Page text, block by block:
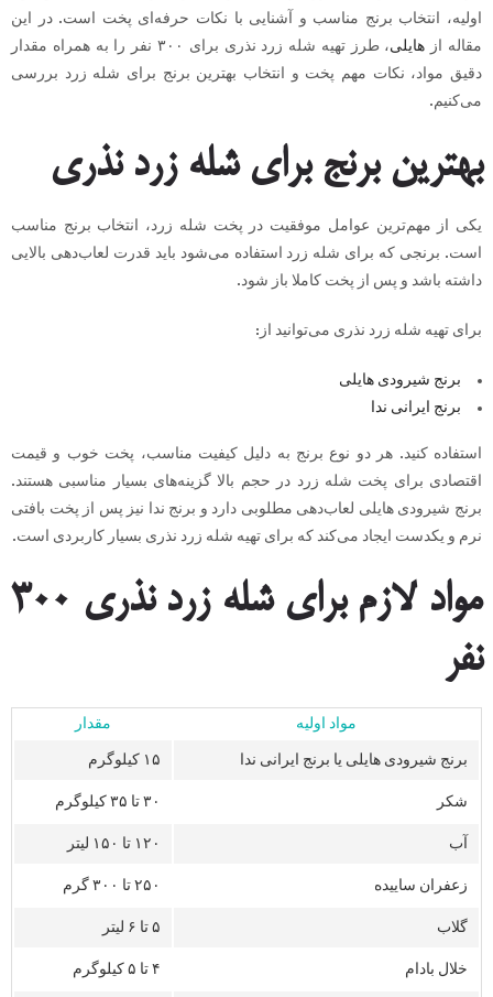
اولیه، انتخاب برنج مناسب و آشنایی با نکات حرفه‌ای پخت است. در این
مقاله از هایلی
، طرز تهیه شله زرد نذری برای ۳۰۰ نفر را به همراه مقدار
دقیق مواد، نکات مهم پخت و انتخاب بهترین برنج برای شله زرد بررسی
می‌کنیم.
بهترین برنج برای شله زرد نذری
یکی از مهم‌ترین عوامل موفقیت در پخت شله زرد، انتخاب برنج مناسب
است. برنجی که برای شله زرد استفاده می‌شود باید قدرت لعاب‌دهی بالایی
داشته باشد و پس از پخت کاملا باز شود.
برای تهیه شله زرد نذری می‌توانید از:
برنج شیرودی هایلی
برنج ایرانی ندا
استفاده کنید. هر دو نوع برنج به دلیل کیفیت مناسب، پخت خوب و قیمت
اقتصادی برای پخت شله زرد در حجم بالا گزینه‌های بسیار مناسبی هستند.
برنج شیرودی هایلی لعاب‌دهی مطلوبی دارد و برنج ندا نیز پس از پخت بافتی
نرم و یکدست ایجاد می‌کند که برای تهیه شله زرد نذری بسیار کاربردی است.
مواد لازم برای شله زرد نذری ۳۰۰
نفر
مواد اولیه مقدار
برنج شیرودی هایلی یا برنج ایرانی ندا ۱۵ کیلوگرم
شکر ۳۰ تا ۳۵ کیلوگرم
آب ۱۲۰ تا ۱۵۰ لیتر
زعفران ساییده ۲۵۰ تا ۳۰۰ گرم
گلاب ۵ تا ۶ لیتر
خلال بادام ۴ تا ۵ کیلوگرم